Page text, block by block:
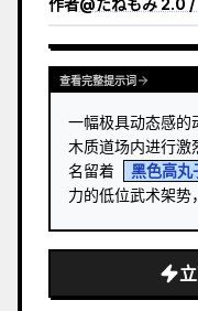
作者@たねもみ 2.0 /
查看完整提示词
一幅极具动态感的
木质道场内进行激
名留着
黑色高丸
力的低位武术架